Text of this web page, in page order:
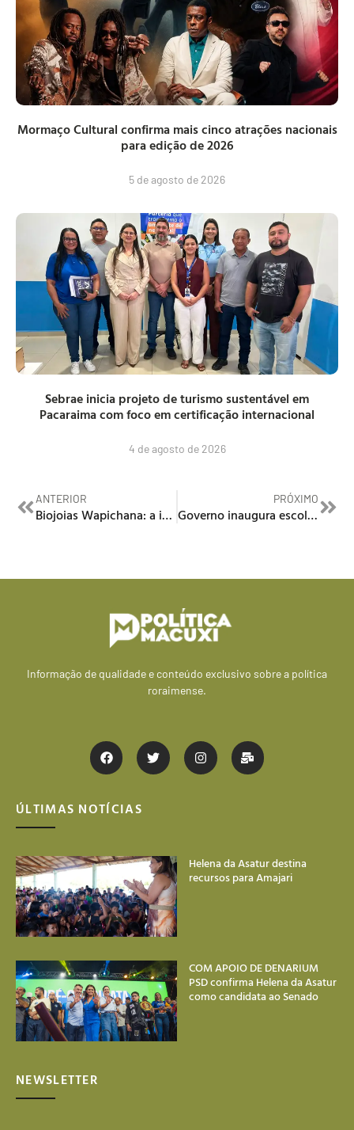
Mormaço Cultural confirma mais cinco atrações nacionais
para edição de 2026
5 de agosto de 2026
Sebrae inicia projeto de turismo sustentável em
Pacaraima com foco em certificação internacional
4 de agosto de 2026
ANTERIOR
Biojoias Wapichana: a indígena que aprendeu a empreender para multiplicar e hoje transforma sua comunidade com projetos coletivos
PRÓXIMO
Governo inaugura escola reformada no bairro Liberdade e amplia em 500 o número de vagas
Informação de qualidade e conteúdo exclusivo sobre a política
roraimense.
ÚLTIMAS NOTÍCIAS
Helena da Asatur destina
recursos para Amajari
COM APOIO DE DENARIUM
PSD confirma Helena da Asatur
como candidata ao Senado
NEWSLETTER